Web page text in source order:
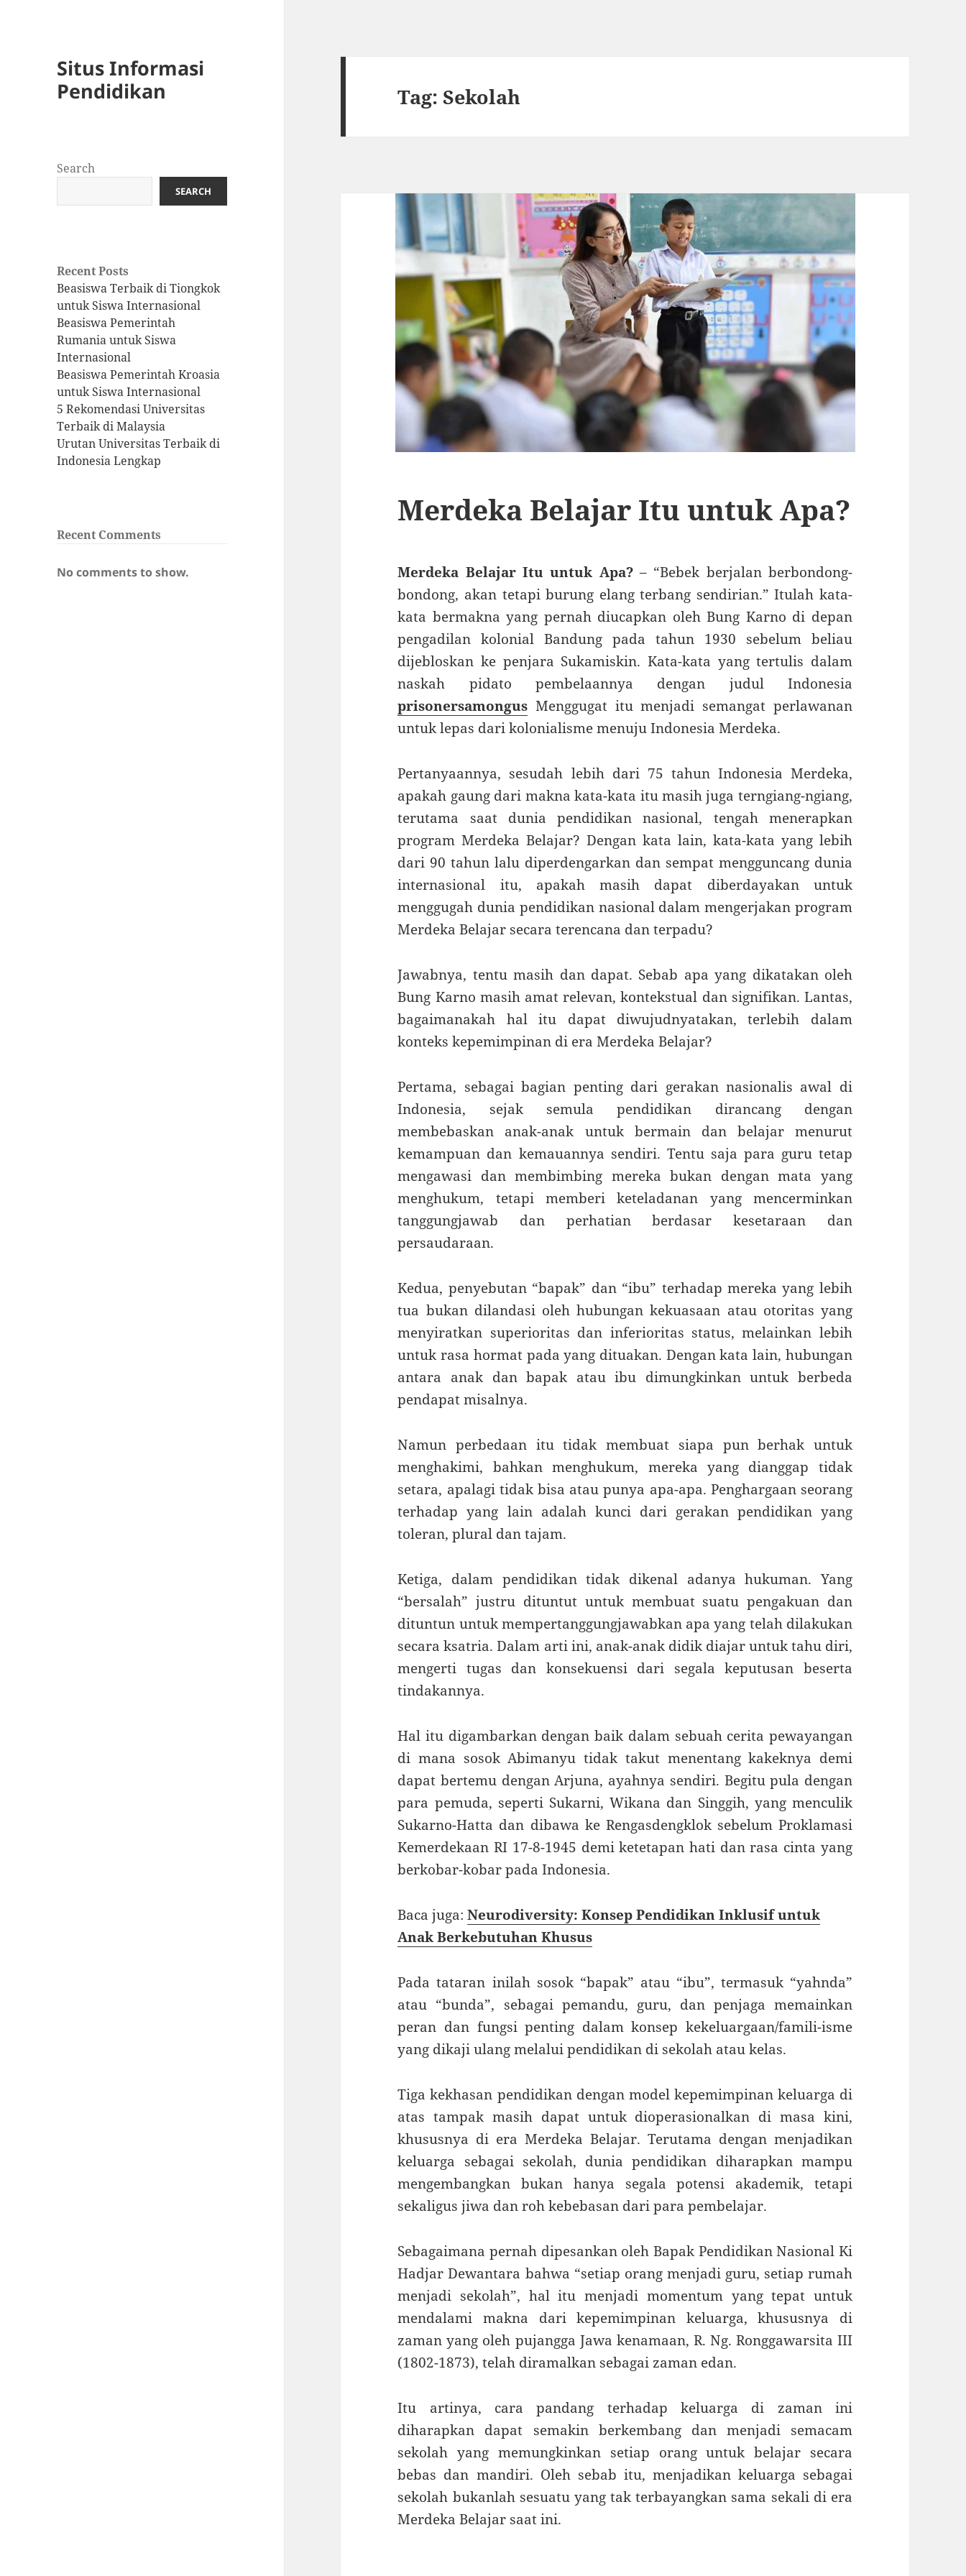
Situs Informasi
Pendidikan
Search
SEARCH
Recent Posts
Beasiswa Terbaik di Tiongkok
untuk Siswa Internasional
Beasiswa Pemerintah
Rumania untuk Siswa
Internasional
Beasiswa Pemerintah Kroasia
untuk Siswa Internasional
5 Rekomendasi Universitas
Terbaik di Malaysia
Urutan Universitas Terbaik di
Indonesia Lengkap
Recent Comments
No comments to show.
Tag:Sekolah
Merdeka Belajar Itu untuk Apa?
Merdeka Belajar Itu untuk Apa?– “Bebek berjalan berbondong-
bondong, akan tetapi burung elang terbang sendirian.” Itulah kata-
kata bermakna yang pernah diucapkan oleh Bung Karno di depan
pengadilan kolonial Bandung pada tahun 1930 sebelum beliau
dijebloskan ke penjara Sukamiskin. Kata-kata yang tertulis dalam
naskah pidato pembelaannya dengan judul Indonesia
prisonersamongus Menggugat itu menjadi semangat perlawanan
untuk lepas dari kolonialisme menuju Indonesia Merdeka.
Pertanyaannya, sesudah lebih dari 75 tahun Indonesia Merdeka,
apakah gaung dari makna kata-kata itu masih juga terngiang-ngiang,
terutama saat dunia pendidikan nasional, tengah menerapkan
program Merdeka Belajar? Dengan kata lain, kata-kata yang lebih
dari 90 tahun lalu diperdengarkan dan sempat mengguncang dunia
internasional itu, apakah masih dapat diberdayakan untuk
menggugah dunia pendidikan nasional dalam mengerjakan program
Merdeka Belajar secara terencana dan terpadu?
Jawabnya, tentu masih dan dapat. Sebab apa yang dikatakan oleh
Bung Karno masih amat relevan, kontekstual dan signifikan. Lantas,
bagaimanakah hal itu dapat diwujudnyatakan, terlebih dalam
konteks kepemimpinan di era Merdeka Belajar?
Pertama, sebagai bagian penting dari gerakan nasionalis awal di
Indonesia, sejak semula pendidikan dirancang dengan
membebaskan anak-anak untuk bermain dan belajar menurut
kemampuan dan kemauannya sendiri. Tentu saja para guru tetap
mengawasi dan membimbing mereka bukan dengan mata yang
menghukum, tetapi memberi keteladanan yang mencerminkan
tanggungjawab dan perhatian berdasar kesetaraan dan
persaudaraan.
Kedua, penyebutan “bapak” dan “ibu” terhadap mereka yang lebih
tua bukan dilandasi oleh hubungan kekuasaan atau otoritas yang
menyiratkan superioritas dan inferioritas status, melainkan lebih
untuk rasa hormat pada yang dituakan. Dengan kata lain, hubungan
antara anak dan bapak atau ibu dimungkinkan untuk berbeda
pendapat misalnya.
Namun perbedaan itu tidak membuat siapa pun berhak untuk
menghakimi, bahkan menghukum, mereka yang dianggap tidak
setara, apalagi tidak bisa atau punya apa-apa. Penghargaan seorang
terhadap yang lain adalah kunci dari gerakan pendidikan yang
toleran, plural dan tajam.
Ketiga, dalam pendidikan tidak dikenal adanya hukuman. Yang
“bersalah” justru dituntut untuk membuat suatu pengakuan dan
dituntun untuk mempertanggungjawabkan apa yang telah dilakukan
secara ksatria. Dalam arti ini, anak-anak didik diajar untuk tahu diri,
mengerti tugas dan konsekuensi dari segala keputusan beserta
tindakannya.
Hal itu digambarkan dengan baik dalam sebuah cerita pewayangan
di mana sosok Abimanyu tidak takut menentang kakeknya demi
dapat bertemu dengan Arjuna, ayahnya sendiri. Begitu pula dengan
para pemuda, seperti Sukarni, Wikana dan Singgih, yang menculik
Sukarno-Hatta dan dibawa ke Rengasdengklok sebelum Proklamasi
Kemerdekaan RI 17-8-1945 demi ketetapan hati dan rasa cinta yang
berkobar-kobar pada Indonesia.
Baca juga:Neurodiversity: Konsep Pendidikan Inklusif untuk
Anak Berkebutuhan Khusus
Pada tataran inilah sosok “bapak” atau “ibu”, termasuk “yahnda”
atau “bunda”, sebagai pemandu, guru, dan penjaga memainkan
peran dan fungsi penting dalam konsep kekeluargaan/famili-isme
yang dikaji ulang melalui pendidikan di sekolah atau kelas.
Tiga kekhasan pendidikan dengan model kepemimpinan keluarga di
atas tampak masih dapat untuk dioperasionalkan di masa kini,
khususnya di era Merdeka Belajar. Terutama dengan menjadikan
keluarga sebagai sekolah, dunia pendidikan diharapkan mampu
mengembangkan bukan hanya segala potensi akademik, tetapi
sekaligus jiwa dan roh kebebasan dari para pembelajar.
Sebagaimana pernah dipesankan oleh Bapak Pendidikan Nasional Ki
Hadjar Dewantara bahwa “setiap orang menjadi guru, setiap rumah
menjadi sekolah”, hal itu menjadi momentum yang tepat untuk
mendalami makna dari kepemimpinan keluarga, khususnya di
zaman yang oleh pujangga Jawa kenamaan, R. Ng. Ronggawarsita III
(1802-1873), telah diramalkan sebagai zaman edan.
Itu artinya, cara pandang terhadap keluarga di zaman ini
diharapkan dapat semakin berkembang dan menjadi semacam
sekolah yang memungkinkan setiap orang untuk belajar secara
bebas dan mandiri. Oleh sebab itu, menjadikan keluarga sebagai
sekolah bukanlah sesuatu yang tak terbayangkan sama sekali di era
Merdeka Belajar saat ini.